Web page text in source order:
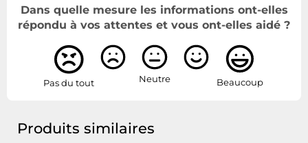
Dans quelle mesure les informations ont-elles
répondu à vos attentes et vous ont-elles aidé ?
Pas du tout Neutre Beaucoup
Produits similaires